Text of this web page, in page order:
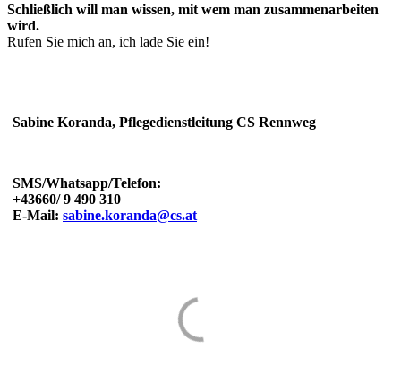
Schließlich will man wissen, mit wem man zusammenarbeiten
wird.
Rufen Sie mich an, ich lade Sie ein!
Sabine Koranda, Pflegedienstleitung CS Rennweg
SMS/Whatsapp/Telefon:
+43660/ 9 490 310
E-Mail: sabine.koranda@cs.at